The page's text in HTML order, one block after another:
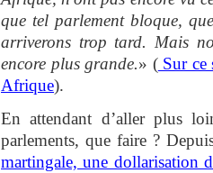
que tel parlement bloque,
arriverons trop tard. Mais
encore plus grande.» (Sur ce
Afrique).
En attendant d’aller plus
parlements, que faire ?
martingale, une dollarisation